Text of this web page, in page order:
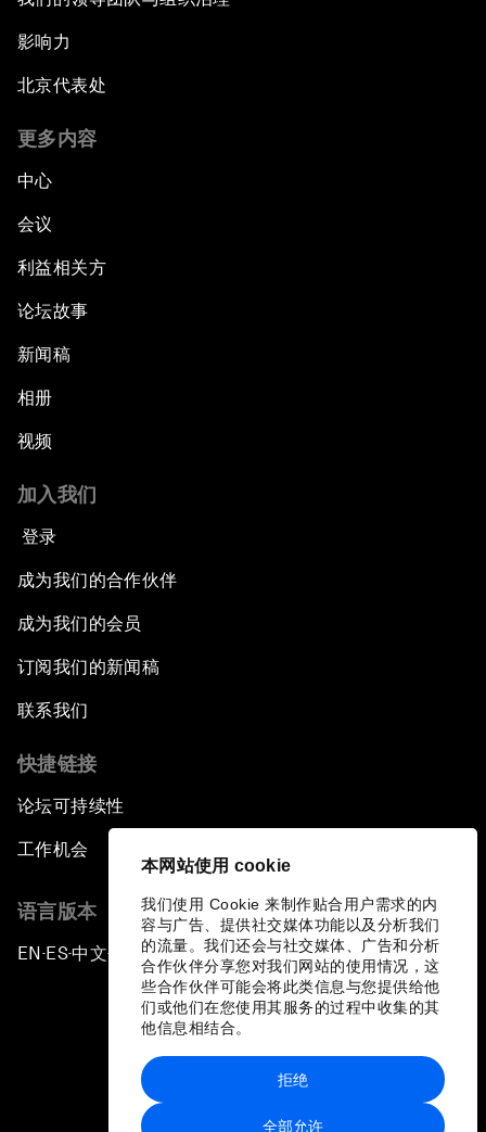
本网站使用 cookie
我们使用 Cookie 来制作贴合用户需求的内
容与广告、提供社交媒体功能以及分析我们
的流量。我们还会与社交媒体、广告和分析
合作伙伴分享您对我们网站的使用情况，这
些合作伙伴可能会将此类信息与您提供给他
们或他们在您使用其服务的过程中收集的其
他信息相结合。
全部允许
拒绝
影响力
北京代表处
更多内容
中心
会议
利益相关方
论坛故事
新闻稿
相册
视频
加入我们
登录
成为我们的合作伙伴
成为我们的会员
订阅我们的新闻稿
联系我们
快捷链接
论坛可持续性
工作机会
语言版本
EN ▪ES▪中文▪ 日本語